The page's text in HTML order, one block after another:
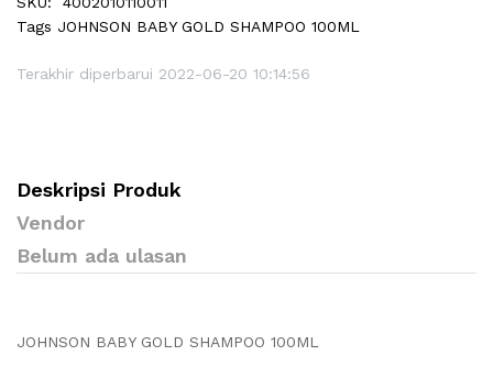
Tags JOHNSON BABY GOLD SHAMPOO 100ML
Terakhir diperbarui 2022-06-20 10:14:56
Deskripsi Produk
Vendor
Belum ada ulasan
JOHNSON BABY GOLD SHAMPOO 100ML